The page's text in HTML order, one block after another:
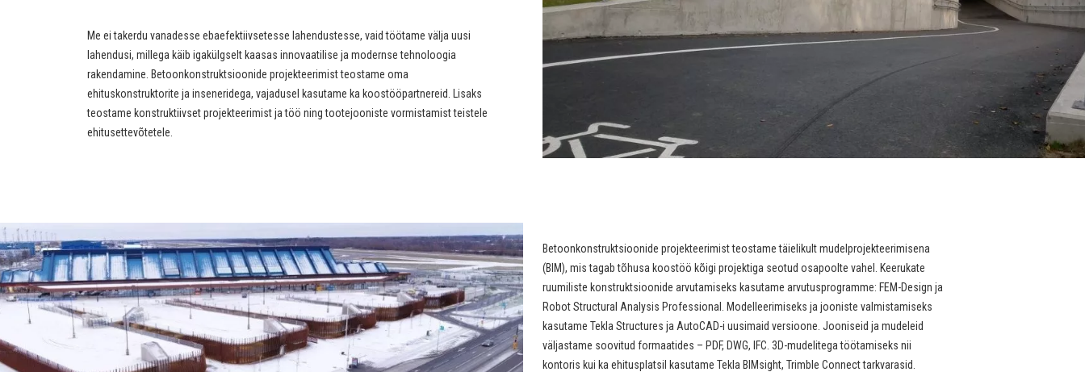
Me ei takerdu vanadesse ebaefektiivsetesse lahendustesse, vaid töötame välja uusi
lahendusi, millega käib igakülgselt kaasas innovaatilise ja modernse tehnoloogia
rakendamine. Betoonkonstruktsioonide projekteerimist teostame oma
ehituskonstruktorite ja inseneridega, vajadusel kasutame ka koostööpartnereid. Lisaks
teostame konstruktiivset projekteerimist ja töö ning tootejooniste vormistamist teistele
ehitusettevõtetele.
Betoonkonstruktsioonide projekteerimist teostame täielikult mudelprojekteerimisena
(BIM), mis tagab tõhusa koostöö kõigi projektiga seotud osapoolte vahel. Keerukate
ruumiliste konstruktsioonide arvutamiseks kasutame arvutusprogramme: FEM-Design ja
Robot Structural Analysis Professional. Modelleerimiseks ja jooniste valmistamiseks
kasutame Tekla Structures ja AutoCAD-i uusimaid versioone. Jooniseid ja mudeleid
väljastame soovitud formaatides – PDF, DWG, IFC. 3D-mudelitega töötamiseks nii
kontoris kui ka ehitusplatsil kasutame Tekla BIMsight, Trimble Connect tarkvarasid.